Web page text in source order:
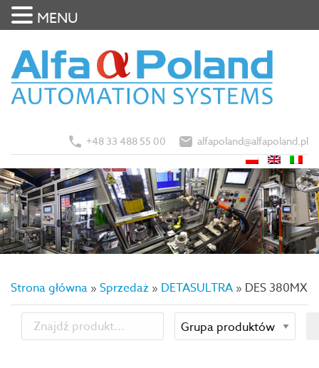
+48 33 488 55 00 alfapoland@alfapoland.pl
Strona główna » Sprzedaż » DETASULTRA » DES 380MX
MENU